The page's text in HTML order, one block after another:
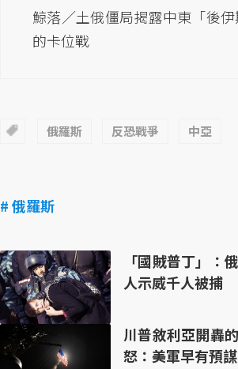
鯨落／土俄僵局揭露中東「後伊
的卡位戰
俄羅斯 反恐戰爭 中亞
# 俄羅斯
「國賊普丁」：
人示威千人被捕
川普敘利亞開轟
怒：美軍早有預謀